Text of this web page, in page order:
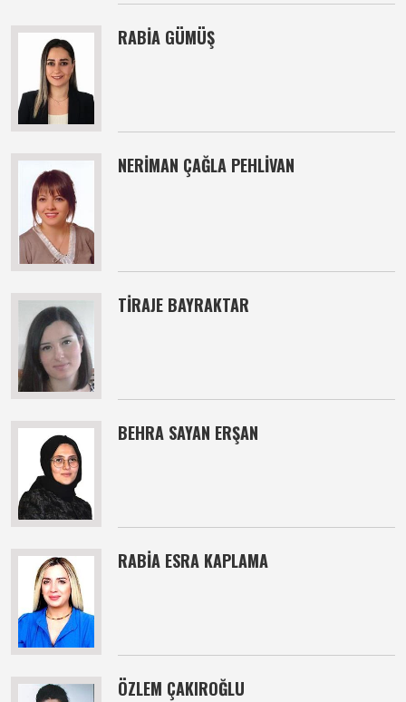
RABİA GÜMÜŞ
NERİMAN ÇAĞLA PEHLİVAN
TİRAJE BAYRAKTAR
BEHRA SAYAN ERŞAN
RABİA ESRA KAPLAMA
ÖZLEM ÇAKIROĞLU